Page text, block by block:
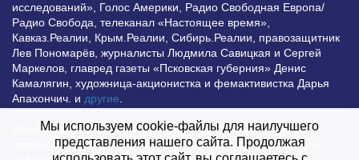
исследований», Голос Америки, Радио Свободная Европа/
Радио Свобода, телеканал «Настоящее время»,
Кавказ.Реалии, Крым.Реалии, Сибирь.Реалии, правозащитник
Лев Пономарёв, журналисты Людмила Савицкая и Сергей
Маркелов, главред газеты «Псковская губерния» Денис
Камалягин, художница-акционистка и фемактивистка Дарья
Апахончич. и другие.
Все права защищены и охраняются законом. Любое
использование материалов сайта допустимо при условии
Мы используем cookie-файлы для наилучшего
представления нашего сайта. Продолжая